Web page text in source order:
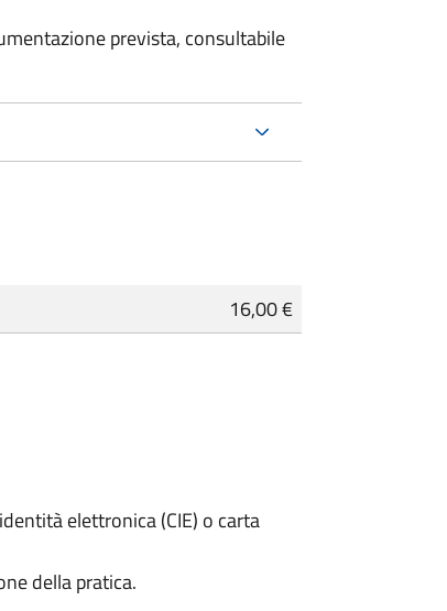
prevista, consultabile
16,00 €
elettronica (CIE) o carta
della pratica.